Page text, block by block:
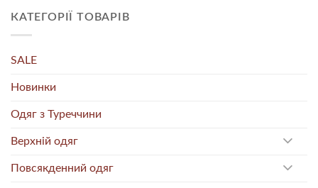
КАТЕГОРІЇ ТОВАРІВ
SALE
Новинки
Одяг з Туреччини
Верхній одяг
Повсякденний одяг